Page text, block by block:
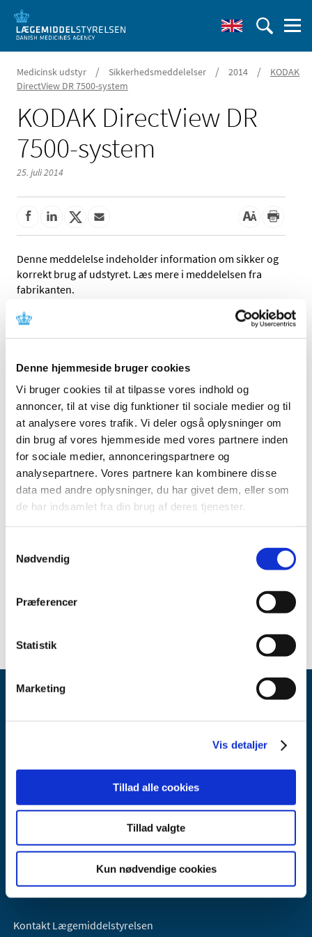
Denne hjemmeside bruger cookies
Vi bruger cookies til at tilpasse vores indhold og
annoncer, til at vise dig funktioner til sociale medier og til
at analysere vores trafik. Vi deler også oplysninger om
din brug af vores hjemmeside med vores partnere inden
for sociale medier, annonceringspartnere og
analysepartnere. Vores partnere kan kombinere disse
data med andre oplysninger, du har givet dem, eller som
de har indsamlet fra din brug af deres tjenester.
Nødvendig
Præferencer
Statistik
Marketing
Vis detaljer
Tillad alle cookies
Tillad valgte
Kun nødvendige cookies
Medicinsk udstyr / Sikkerhedsmeddelelser / 2014 /
KODAK
DirectView DR 7500-system
KODAK DirectView DR
7500-system
25. juli 2014
Denne meddelelse indeholder information om sikker og
korrekt brug af udstyret. Læs mere i meddelelsen fra
fabrikanten.
Referencer
Fabrikant: Carestream Health, Inc.
Fabrikantens referencenummer: MA-2014-013
Lægemiddelstyrelsens sagsnummer: 2014072087
Emner
Medicinsk udstyr
Sikkerhedsmeddelelse om KODAK DirectView DR 7500-
Lægemiddelstyrelsen
2300 København S
Lægemiddelstyrelsen er en del af
Sundheds- og Kirkeministeriet.
Kontakt Lægemiddelstyrelsen